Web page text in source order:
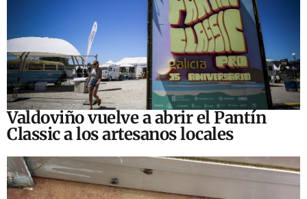
Valdoviño vuelve a abrir el Pantín
Classic a los artesanos locales